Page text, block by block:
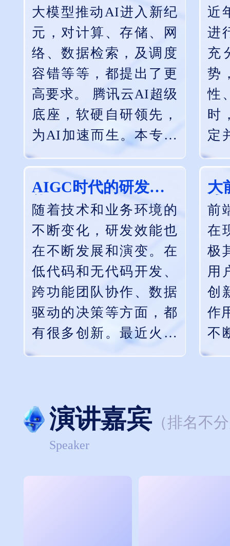
环境也给微服务架构带
来了新的挑战和场景。
本专题将分享微服务架
构最新的实战经验。
基
话
大模型推动AI进入新纪
元，对计算、存储、网
络、数据检索，及调度
容错等等，都提出了更
高要求。 腾讯云AI超级
底座，软硬自研领先，
为AI加速而生。本专场
聚焦云基础设施产品技
术，重点针对大模型训
练、推理等AI场景，为
您解读腾讯云如何通过
领先业界的软硬自研，
实现基础设施性能、速
率、容错、调度等的跨
越式升级。
近
进
充
势
性
时
定
企
商
架
战
生
表
AIGC时代的研发效
能
随着技术和业务环境的
不断变化，研发效能也
在不断发展和演变。在
低代码和无代码开发、
跨功能团队协作、数据
驱动的决策等方面，都
有很多创新。最近火热
的AIGC技术，也给研发
时代的研发效能创新实
践。
大
践
前
在
极
用
创
作
不
题
的
演讲嘉宾 （排名不
Speaker